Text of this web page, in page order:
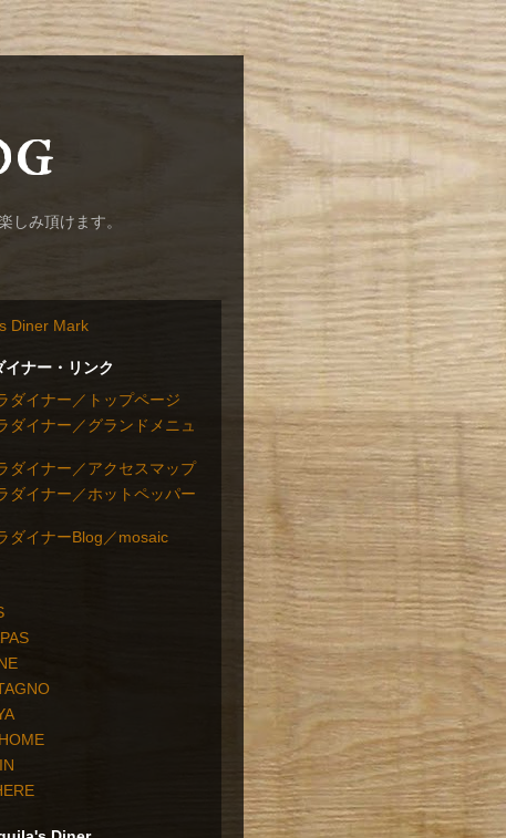
しみ頂けます。
イナー・リンク
ダイナー／トップページ
ダイナー／グランドメニュ
ダイナー／アクセスマップ
ダイナー／ホットペッパー
ダイナーBlog／mosaic